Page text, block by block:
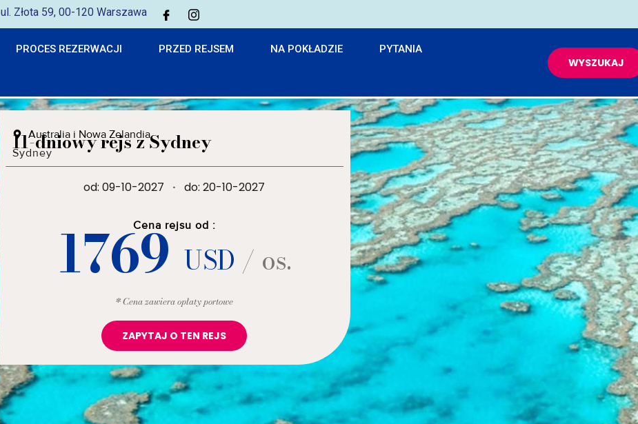
ul. Złota 59, 00-120 Warszawa
PROCES REZERWACJI PRZED REJSEM NA POKŁADZIE PYTANIA
WYSZUKAJ
Australia i Nowa Zelandia
11-dniowy rejs z Sydney
Sydney
od: 09-10-2027 · do: 20-10-2027
Cena rejsu od :
1769USD / os.
* Cena zawiera opłaty portowe
ZAPYTAJ O TEN REJS